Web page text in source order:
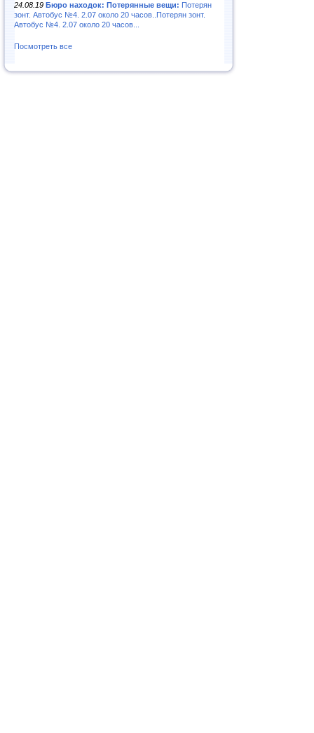
24.08.19 Бюро находок: Потерянные вещи: Потерян
зонт. Автобус №4. 2.07 около 20 часов..Потерян зонт.
Автобус №4. 2.07 около 20 часов...
Посмотреть все